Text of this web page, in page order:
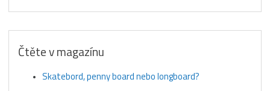
Čtěte v magazínu
Skatebord, penny board nebo longboard?